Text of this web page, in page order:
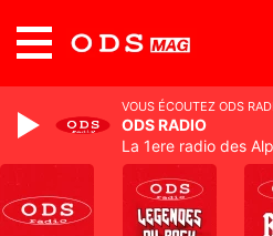
VOUS ÉCOUTEZ ODS
ODS RADIO
La 1ere radio des